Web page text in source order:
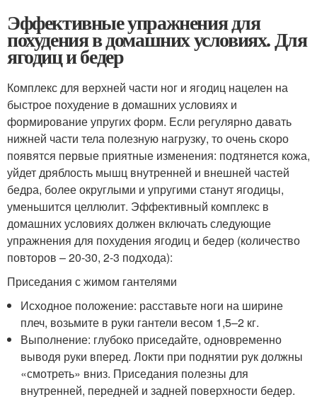
Эффективные упражнения для
похудения в домашних условиях. Для
ягодиц и бедер
Комплекс для верхней части ног и ягодиц нацелен на
быстрое похудение в домашних условиях и
формирование упругих форм. Если регулярно давать
нижней части тела полезную нагрузку, то очень скоро
появятся первые приятные изменения: подтянется кожа,
уйдет дряблость мышц внутренней и внешней частей
бедра, более округлыми и упругими станут ягодицы,
уменьшится целлюлит. Эффективный комплекс в
домашних условиях должен включать следующие
упражнения для похудения ягодиц и бедер (количество
повторов – 20-30, 2-3 подхода):
Приседания с жимом гантелями
Исходное положение: расставьте ноги на ширине
плеч, возьмите в руки гантели весом 1,5–2 кг.
Выполнение: глубоко приседайте, одновременно
выводя руки вперед. Локти при поднятии рук должны
«смотреть» вниз. Приседания полезны для
внутренней, передней и задней поверхности бедер.